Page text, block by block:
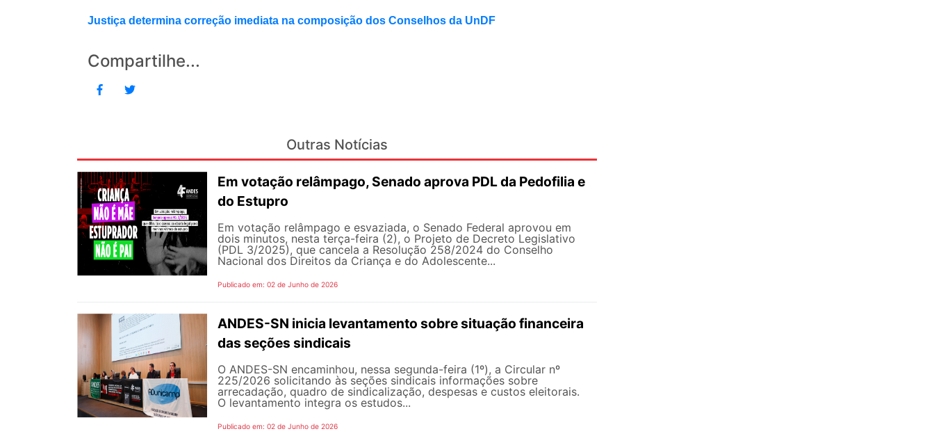
Justiça determina correção imediata na composição dos Conselhos da UnDF
Compartilhe...
Outras Notícias
Em votação relâmpago, Senado aprova PDL da Pedofilia e
do Estupro
Em votação relâmpago e esvaziada, o Senado Federal aprovou em
dois minutos, nesta terça-feira (2), o Projeto de Decreto Legislativo
(PDL 3/2025), que cancela a Resolução 258/2024 do Conselho
Nacional dos Direitos da Criança e do Adolescente...
Publicado em: 02 de Junho de 2026
ANDES-SN inicia levantamento sobre situação financeira
das seções sindicais
O ANDES-SN encaminhou, nessa segunda-feira (1º), a Circular nº
225/2026 solicitando às seções sindicais informações sobre
arrecadação, quadro de sindicalização, despesas e custos eleitorais.
O levantamento integra os estudos...
Publicado em: 02 de Junho de 2026